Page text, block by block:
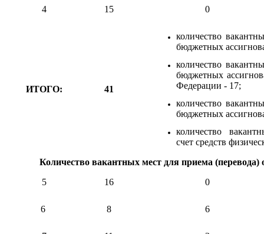
4 15 0
ИТОГО: 41
количество
бюджетных
количество
бюджетных
Федерации - 17;
количество
бюджетных
количество
счет средств
Количество вакантных мест для приема
5
16 0
6 8 6